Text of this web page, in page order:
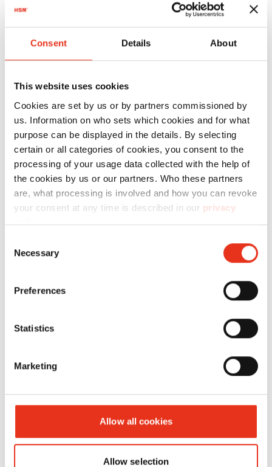
Consent Details About
This website uses cookies
Cookies are set by us or by partners commissioned by
us. Information on who sets which cookies and for what
purpose can be displayed in the details. By selecting
certain or all categories of cookies, you consent to the
processing of your usage data collected with the help of
the cookies by us or our partners. Who these partners
are, what processing is involved and how you can revoke
your consent at any time is described in our privacy
policy.
Selection
Necessary
Preferences
Statistics
Marketing
Allow all cookies
Allow selection
Réf.
HSM Pure
420 - 4,5 x
30 mm
2343111 4026631054225
530 - 5,8
4026631054287
530 - 3,9
2350111 4026631054294